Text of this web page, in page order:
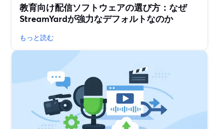
教育向け配信ソフトウェアの選び方：なぜ
StreamYardが強力なデフォルトなのか
もっと読む